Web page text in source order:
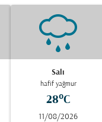
Salı
hafif yağmur
28°C
11/08/2026